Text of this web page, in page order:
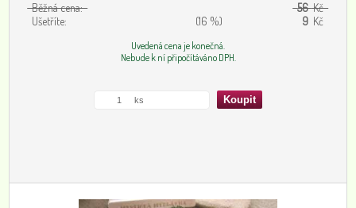
Běžná cena:
56Kč
Ušetříte:
(16 %) 9 Kč
Uvedená cena je konečná.
Nebude k ní připočítáváno DPH.